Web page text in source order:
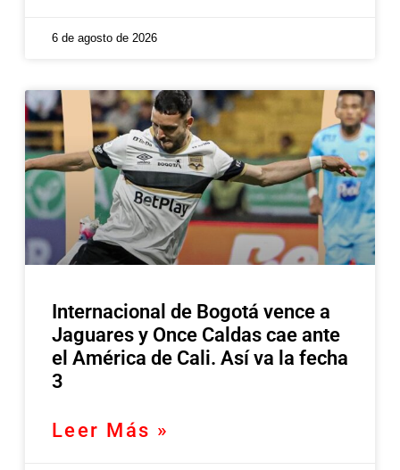
6 de agosto de 2026
Internacional de Bogotá vence a
Jaguares y Once Caldas cae ante
el América de Cali. Así va la fecha
3
Leer Más »